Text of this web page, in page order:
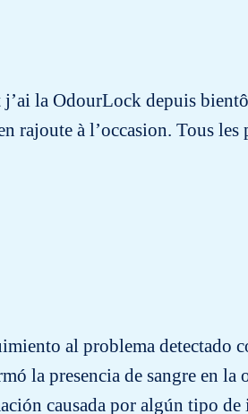
j’ai la OdourLock depuis
rajoute à l’occasion. Tous
al problema detectado
la presencia de sangre en la
causada por algún tipo